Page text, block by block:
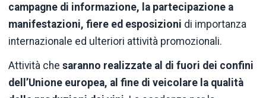
campagne di informazione, la partecipazione a
manifestazioni, fiere ed esposizioni di importanza
internazionale ed ulteriori attività promozionali.
Attività che saranno realizzate al di fuori dei confini
dell’Unione europea, al fine di veicolare la qualità